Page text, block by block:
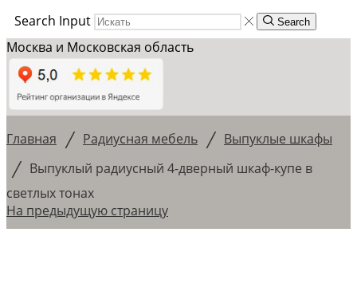
Search Input
Search
Москва и Московская область
Главная / Радиусная мебель / Выпуклые шкафы
/ Выпуклый радиусный 4-дверный шкаф-купе в
светлых тонах
На предыдущую страницу